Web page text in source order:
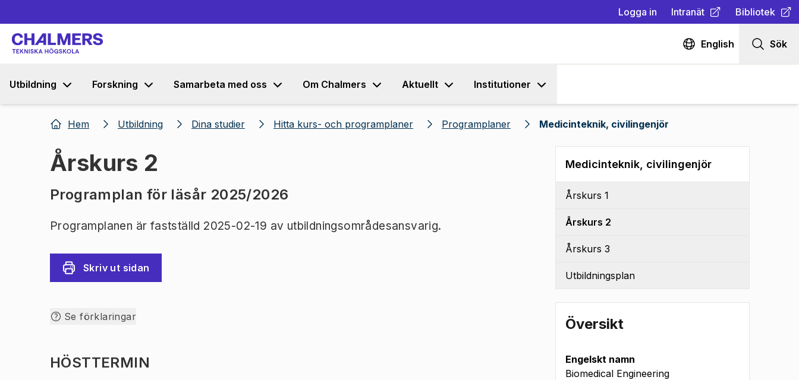
Logga in Intranät
(Öppnas i ny flik)
Bibliotek
(Öppnas i ny
English Sök
Utbildning Forskning Samarbeta med oss Om Chalmers Aktuellt Institutioner
Hem Utbildning Dina studier Hitta kurs- och programplaner Programplaner Medicinteknik, civilingenjör
Årskurs 2
Programplan för läsår 2025/2026
Programplanen är fastställd 2025-02-19 av utbildningsområdesansvarig.
Skriv ut sidan
Se förklaringar
HÖSTTERMIN
Medicinteknik, civilingenjör
Årskurs 1
Årskurs 2
Årskurs 3
Utbildningsplan
Översikt
Engelskt namn
Biomedical Engineering